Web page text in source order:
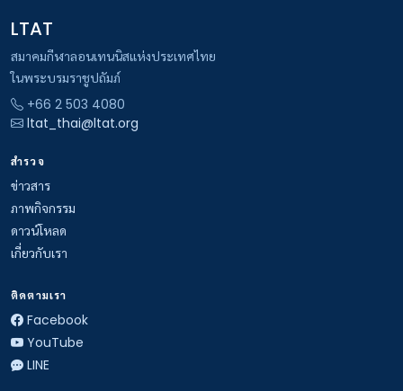
LTAT
สมาคมกีฬาลอนเทนนิสแห่งประเทศไทย
ในพระบรมราชูปถัมภ์
+66 2 503 4080
ltat_thai@ltat.org
สำรวจ
ข่าวสาร
ภาพกิจกรรม
ดาวน์โหลด
เกี่ยวกับเรา
ติดตามเรา
Facebook
YouTube
LINE